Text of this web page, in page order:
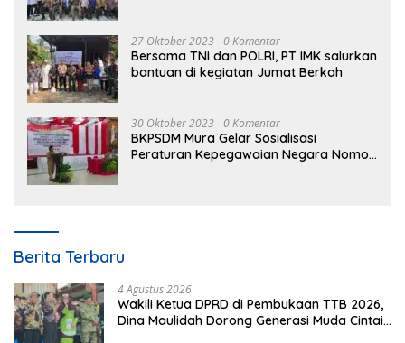
27 Oktober 2023 0 Komentar
Bersama TNI dan POLRI, PT IMK salurkan
bantuan di kegiatan Jumat Berkah
30 Oktober 2023 0 Komentar
BKPSDM Mura Gelar Sosialisasi
Peraturan Kepegawaian Negara Nomor
Berita Terbaru
4 Agustus 2026
Wakili Ketua DPRD di Pembukaan TTB 2026,
Dina Maulidah Dorong Generasi Muda Cintai